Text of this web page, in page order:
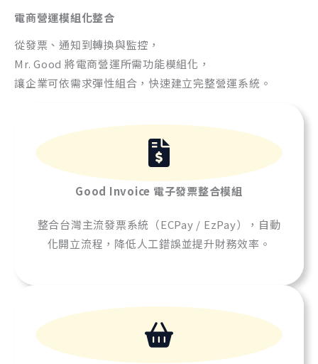
電商營運模組化整合
從發票、通知到轉換與監控，
Mr. Good 將電商營運所需功能模組化，
讓企業可依需求彈性組合，快速建立完整營運系統。
Good Invoice 電子發票整合模組
整合台灣主流發票系統（ECPay / EzPay），自動
化開立流程，降低人工錯誤並提升財務效率。